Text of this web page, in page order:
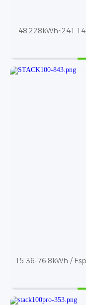
15.36-76.8kWh /